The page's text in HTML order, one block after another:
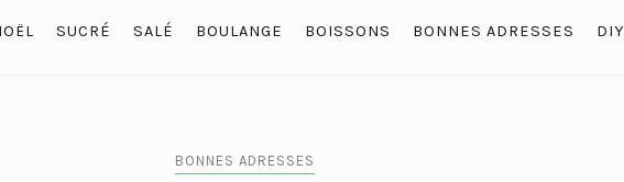
SUCRÉ SALÉ BOULANGE BOISSONS BONNES ADRESSES DIY
BONNES ADRESSES